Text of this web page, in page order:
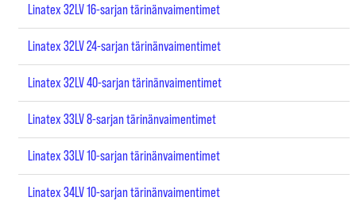
Linatex 32LV 16-sarjan tärinänvaimentimet
Linatex 32LV 24-sarjan tärinänvaimentimet
Linatex 32LV 40-sarjan tärinänvaimentimet
Linatex 33LV 8-sarjan tärinänvaimentimet
Linatex 33LV 10-sarjan tärinänvaimentimet
Linatex 34LV 10-sarjan tärinänvaimentimet